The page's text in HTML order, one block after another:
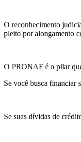
O reconhecimento
pleito por alongamento
O PRONAF é o pilar
Se você busca financiar
Se suas dívidas de